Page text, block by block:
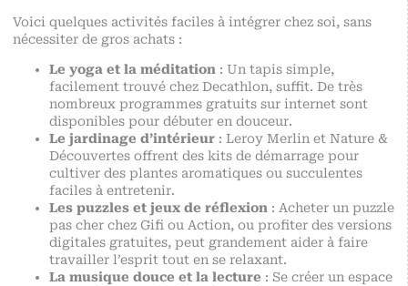
Voici quelques activités faciles à intégrer chez soi, sans
nécessiter de gros achats :
Le yoga et la méditation : Un tapis simple,
facilement trouvé chez Decathlon, suffit. De très
nombreux programmes gratuits sur internet sont
disponibles pour débuter en douceur.
Le jardinage d’intérieur : Leroy Merlin et Nature &
Découvertes offrent des kits de démarrage pour
cultiver des plantes aromatiques ou succulentes
faciles à entretenir.
Les puzzles et jeux de réflexion : Acheter un puzzle
pas cher chez Gifi ou Action, ou profiter des versions
digitales gratuites, peut grandement aider à faire
travailler l’esprit tout en se relaxant.
La musique douce et la lecture : Se créer un espace